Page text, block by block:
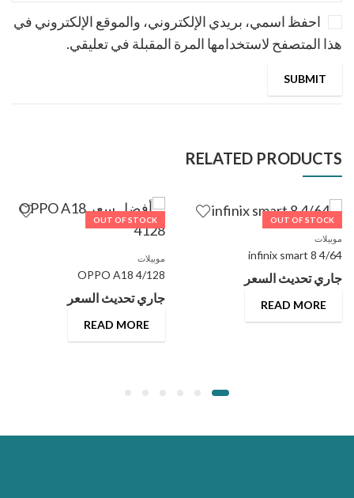
احفظ اسمي، بريدي الإلكتروني، والموقع الإلكتروني في
هذا المتصفح لاستخدامها المرة المقبلة في تعليقي.
RELATED PRODUCTS
OUT OF STOCK
موبيلات
infinix smart 8 4/64
جاري تحديث السعر
READ MORE
OUT OF STOCK
موبيلات
OPPO A18 4/128
جاري تحديث السعر
READ MORE